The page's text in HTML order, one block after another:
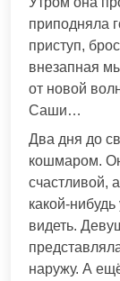
приподняла
приступ,
внезапная
от новой
Саши…
Два дня до
кошмаром.
счастливой,
какой-
видеть.
наружу. А